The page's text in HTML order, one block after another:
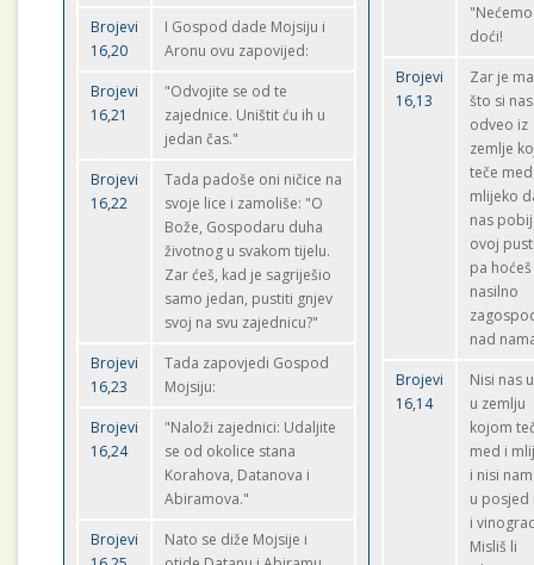
Brojevi
16,20
I Gospod dade Mojsiju i
Aronu ovu zapovijed:
Brojevi
16,21
"Odvojite se od te
zajednice. Uništit ću ih u
jedan čas."
Brojevi
16,22
Tada padoše oni ničice na
svoje lice i zamoliše: "O
Bože, Gospodaru duha
životnog u svakom tijelu.
Zar ćeš, kad je sagriješio
samo jedan, pustiti gnjev
svoj na svu zajednicu?"
Brojevi
16,23
Tada zapovjedi Gospod
Mojsiju:
Brojevi
16,24
"Naloži zajednici: Udaljite
se od okolice stana
Korahova, Datanova i
Abiramova."
Brojevi
Nato se diže Mojsije i
"Nećemo
doći!
Brojevi
16,13
Zar je
što si nas
odveo iz
zemlje
teče
mlijeko
nas
ovoj
pa
nasilno
nad
Brojevi
16,14
Nisi nas
u zemlju
kojom
med i
i nisi
u posjed
i
Misliš li